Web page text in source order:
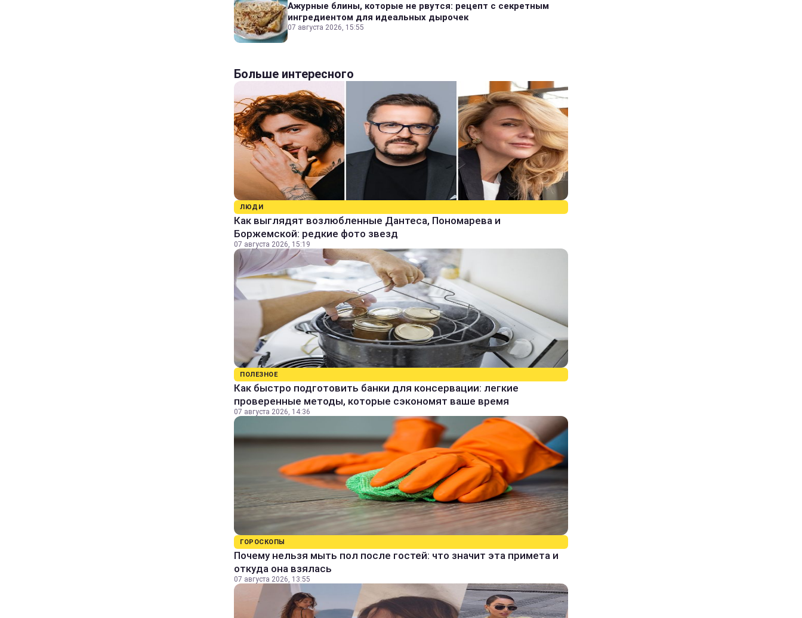
Ажурные блины, которые не рвутся: рецепт с секретным
ингредиентом для идеальных дырочек
07 августа 2026, 15:55
Больше интересного
ЛЮДИ
Как выглядят возлюбленные Дантеса, Пономарева и
Боржемской: редкие фото звезд
07 августа 2026, 15:19
ПОЛЕЗНОЕ
Как быстро подготовить банки для консервации: легкие
проверенные методы, которые сэкономят ваше время
07 августа 2026, 14:36
ГОРОСКОПЫ
Почему нельзя мыть пол после гостей: что значит эта примета и
откуда она взялась
07 августа 2026, 13:55